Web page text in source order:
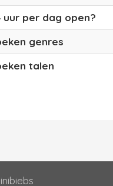
uur per dag open?
genres
talen